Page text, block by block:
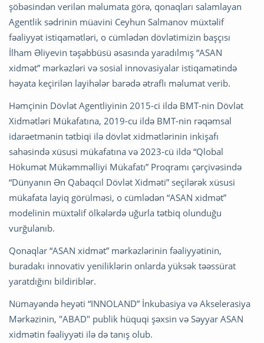
şöbəsindən verilən məlumata görə, qonaqları salamlayan
Agentlik sədrinin müavini Ceyhun Salmanov müxtəlif
fəaliyyət istiqamətləri, o cümlədən dövlətimizin başçısı
İlham Əliyevin təşəbbüsü əsasında yaradılmış “ASAN
xidmət” mərkəzləri və sosial innovasiyalar istiqamətində
həyata keçirilən layihələr barədə ətraflı məlumat verib.
Həmçinin Dövlət Agentliyinin 2015-ci ildə BMT-nin Dövlət
Xidmətləri Mükafatına, 2019-cu ildə BMT-nin rəqəmsal
idarəetmənin tətbiqi ilə dövlət xidmətlərinin inkişafı
sahəsində xüsusi mükafatına və 2023-cü ildə “Qlobal
Hökumət Mükəmməlliyi Mükafatı” Proqramı çərçivəsində
“Dünyanın Ən Qabaqcıl Dövlət Xidməti” seçilərək xüsusi
mükafata layiq görülməsi, o cümlədən “ASAN xidmət”
modelinin müxtəlif ölkələrdə uğurla tətbiq olunduğu
vurğulanıb.
Qonaqlar “ASAN xidmət” mərkəzlərinin fəaliyyətinin,
buradakı innovativ yeniliklərin onlarda yüksək təəssürat
yaratdığını bildiriblər.
Nümayəndə heyəti “INNOLAND” İnkubasiya və Akselerasiya
Mərkəzinin, "ABAD" publik hüquqi şəxsin və Səyyar ASAN
xidmətin fəaliyyəti ilə də tanış olub.